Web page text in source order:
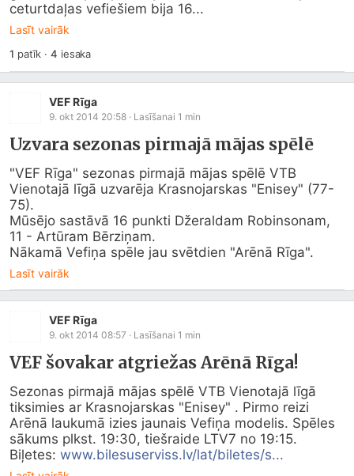
ceturtdaļas vefiešiem bija 16...
Lasīt vairāk
1 patīk ·4 iesaka
VEF Rīga
9. okt 2014 20:58 · Lasīšanai 1 min
Uzvara sezonas pirmajā mājas spēlē
"VEF Rīga" sezonas pirmajā mājas spēlē VTB
Vienotajā līgā uzvarēja Krasnojarskas "Enisey" (77-
75).
Mūsējo sastāvā 16 punkti Džeraldam Robinsonam,
11 - Artūram Bērziņam.
Nākamā Vefiņa spēle jau svētdien "Arēnā Rīga".
Lasīt vairāk
VEF Rīga
9. okt 2014 08:57 · Lasīšanai 1 min
VEF šovakar atgriežas Arēnā Rīga!
Sezonas pirmajā mājas spēlē VTB Vienotajā līgā
tiksimies ar Krasnojarskas "Enisey" . Pirmo reizi
Arēnā laukumā izies jaunais Vefiņa modelis. Spēles
sākums plkst. 19:30, tiešraide LTV7 no 19:15.
Biļetes: www.bilesuserviss.lv/lat/biletes/s...